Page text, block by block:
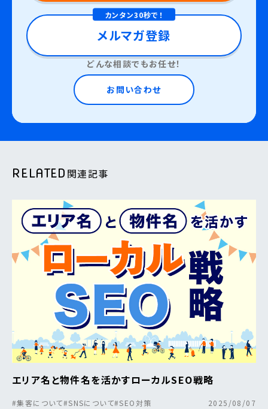
カンタン30秒で！
メルマガ登録
どんな相談でもお任せ！
お問い合わせ
RELATED 関連記事
エリア名と物件名を活かすローカルSEO戦略
#集客について#SNSについて#SEO対策
2025/08/07